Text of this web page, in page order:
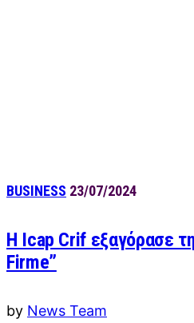
BUSINESS 23/07/2024
Η Icap Crif εξαγόρασε
Firme”
by News Team